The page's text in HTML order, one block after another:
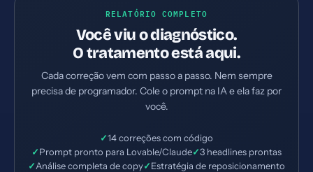
RELATÓRIO COMPLETO
Você viu o diagnóstico.
O tratamento está aqui.
Cada correção vem com passo a passo. Nem sempre
precisa de programador. Cole o prompt na IA e ela faz por
você.
✓14 correções com código
✓Prompt pronto para Lovable/Claude✓3 headlines prontas
✓Análise completa de copy✓Estratégia de reposicionamento